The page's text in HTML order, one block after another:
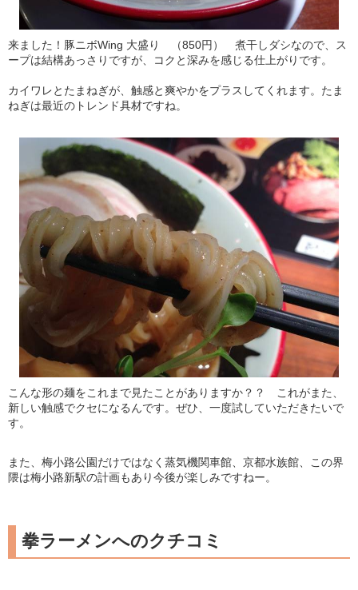
来ました！豚ニボWing 大盛り （850円） 煮干しダシなので、ス
ープは結構あっさりですが、コクと深みを感じる仕上がりです。
カイワレとたまねぎが、触感と爽やかをプラスしてくれます。たま
ねぎは最近のトレンド具材ですね。
こんな形の麺をこれまで見たことがありますか？？ これがまた、
新しい触感でクセになるんです。ぜひ、一度試していただきたいで
す。
また、梅小路公園だけではなく蒸気機関車館、京都水族館、この界
隈は梅小路新駅の計画もあり今後が楽しみですねー。
拳ラーメンへのクチコミ